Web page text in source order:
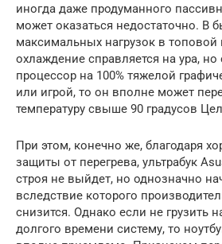
иногда даже продуманного
может оказаться недостаточно. В
максимальных нагрузок в топовой
охлаждение справляется на ура, но
процессор на 100% тяжелой
или игрой, то он вполне может
температуру свыше 90 градусов
При этом, конечно же, благодаря
защиты от перегрева, ультрабук
строя не выйдет, но однозначно
вследствие которого
снизится. Однако если не грузить
долгого времени систему, то